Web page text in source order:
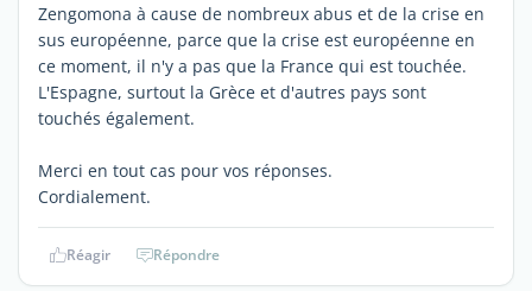
Zengomona à cause de nombreux abus et de la crise en
sus européenne, parce que la crise est européenne en
ce moment, il n'y a pas que la France qui est touchée.
L'Espagne, surtout la Grèce et d'autres pays sont
touchés également.
Merci en tout cas pour vos réponses.
Cordialement.
Réagir Répondre